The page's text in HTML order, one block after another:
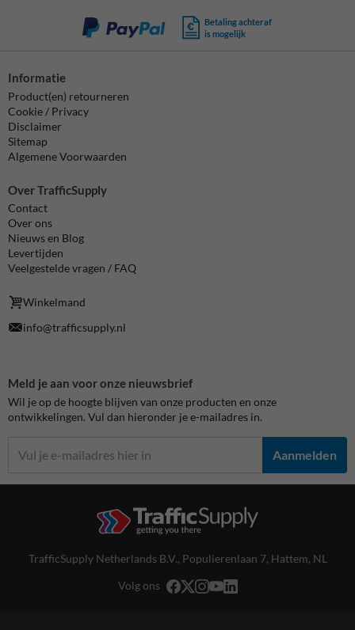
Betaling achteraf
is mogelijk
Informatie
Product(en) retourneren
Cookie / Privacy
Disclaimer
Sitemap
Algemene Voorwaarden
Over TrafficSupply
Contact
Over ons
Nieuws en Blog
Levertijden
Veelgestelde vragen / FAQ
Winkelmand
info@trafficsupply.nl
Meld je aan voor onze nieuwsbrief
Wil je op de hoogte blijven van onze producten en onze
ontwikkelingen. Vul dan hieronder je e-mailadres in.
Aanmelden
TrafficSupply Netherlands B.V., Populierenlaan 7, Hattem, NL
Volg ons